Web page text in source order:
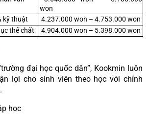
won
kỹ thuật
4.237.000 won – 4.753.000 won
thể chất
4.904.000 won – 5.398.000 won
đại học quốc dân”, Kookmin luôn
lợi cho sinh viên theo học với chính
học